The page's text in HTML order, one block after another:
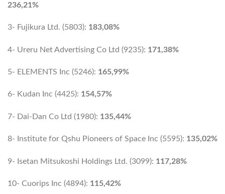
236,21%
3- Fujikura Ltd. (5803): 183,08%
4- Ureru Net Advertising Co Ltd (9235): 171,38%
5- ELEMENTS Inc (5246): 165,99%
6- Kudan Inc (4425): 154,57%
7- Dai-Dan Co Ltd (1980): 135,44%
8- Institute for Qshu Pioneers of Space Inc (5595): 135,02%
9- Isetan Mitsukoshi Holdings Ltd. (3099): 117,28%
10- Cuorips Inc (4894): 115,42%